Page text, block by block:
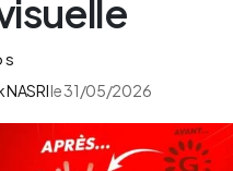
NASRIle31/05/2026